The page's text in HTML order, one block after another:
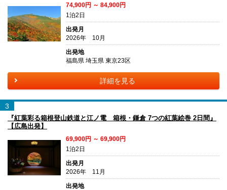
74,900円 ～ 84,900円
1泊2日
出発月
2026年 10月
出発地
福島県 埼玉県 東京23区
詳細を見る
3
『紅葉彩る箱根登山鉄道と江ノ電 箱根・鎌倉 7つの紅葉絵巻 2日間』
【広島出発】
69,900円 ～ 69,900円
1泊2日
出発月
2026年 11月
出発地